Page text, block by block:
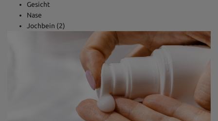
Gesicht
Nase
Jochbein (2)